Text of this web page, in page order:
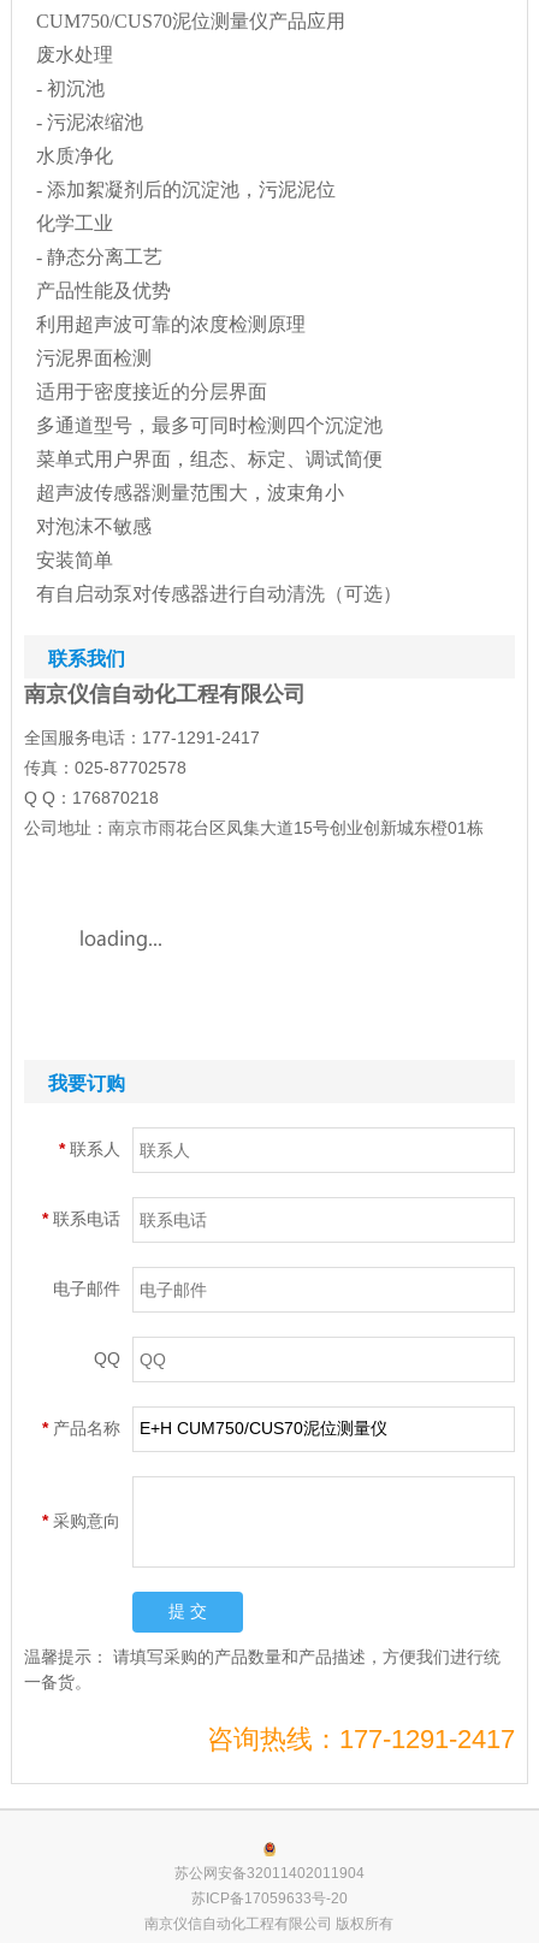
CUM750/CUS70泥位测量仪产品应用
废水处理
- 初沉池
- 污泥浓缩池
水质净化
- 添加絮凝剂后的沉淀池， 污泥泥位
化学工业
- 静态分离工艺
产品性能及优势
利用超声波可靠的浓度检测原理
污泥界面检测
适用于密度接近的分层界面
多通道型号， 最多可同时检测四个沉淀池
菜单式用户界面， 组态、 标定
调试简便
超声波传感器测量范围大 ， 波束角小
对泡沫不敏感
安装简单
有自启动泵对传感器进行自动清洗（可选）
联系我们
南京仪信自动化工程有限公司
全国服务电话：177-1291-2417
传真：025-87702578
Q Q：176870218
公司地址：南京市雨花台区凤集大道15号创业创新城东橙01栋
我要订购
*联系人
*联系电话
电子邮件
QQ
* 产品名称
*采购意向
温馨提示： 请填写采购的产品数量和产品描述，方便我们进行统
一备货。
咨询热线：177-1291-2417
苏公网安备32011402011904
苏ICP备17059633号-20
南京仪信自动化工程有限公司 版权所有